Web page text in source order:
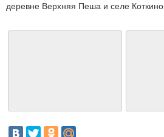
деревне Верхняя Пеша и селе Коткино.